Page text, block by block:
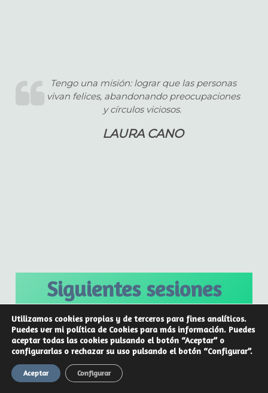
Tengo una misión: lograr que las personas
vivan felices, abandonando preocupaciones
y círculos viciosos.
LAURA CANO
Siguientes sesiones
120€
Sin compromiso
Utilizamos cookies propias y de terceros para fines analíticos.
Puedes ver mi política de Cookies para más información. Puedes
aceptar todas las cookies pulsando el botón “Aceptar” o
configurarlas o rechazar su uso pulsando el botón “Configurar”.
Aceptar Configurar